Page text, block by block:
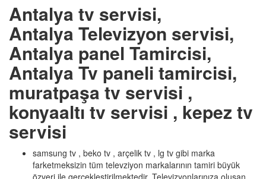
Antalya tv servisi,
Antalya Televizyon servisi,
Antalya panel Tamircisi,
Antalya Tv paneli tamircisi,
muratpaşa tv servisi ,
konyaaltı tv servisi , kepez tv
servisi
samsung tv , beko tv , arçelik tv , lg tv gibi marka
farketmeksizin tüm televziyon markalarının tamiri büyük